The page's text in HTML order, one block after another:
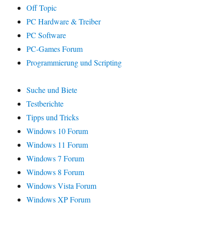
Off Topic
PC Hardware & Treiber
PC Software
PC-Games Forum
Programmierung und Scripting
Suche und Biete
Testberichte
Tipps und Tricks
Windows 10 Forum
Windows 11 Forum
Windows 7 Forum
Windows 8 Forum
Windows Vista Forum
Windows XP Forum